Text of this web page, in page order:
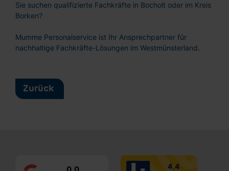
Sie suchen qualifizierte Fachkräfte in Bocholt oder im Kreis
Borken?
Mumme Personalservice ist Ihr Ansprechpartner für
nachhaltige Fachkräfte-Lösungen im Westmünsterland.
Zurück
Vorname
0,0